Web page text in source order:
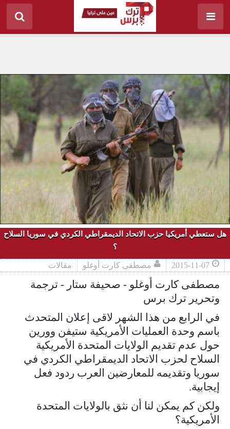
هل ستعطي أمريكيا حزب الاتحاد الديمقراطي الكردي في سوريا السلاح
؟
2015-11-07 مصطفى كارت أوغلو مقالات
مصطفى كارت أوغلو - صحيفة ستار - ترجمة
وتحرير ترك برس
في الرابع من هذا الشهر لاقى إعلان المتحدث
باسم وحدة العمليات الأمريكية ستيفن وورين
حول عدم تقديم الولايات المتحدة الأمريكية
السلاح لحزب الاتحاد الديمقراطي الكردي في
سوريا وتقديمه للمعارضين العرب ردود فعل
إيجابية.
ولكن كم يمكن لنا أن نثق بالولايات المتحدة
الأمريكية؟